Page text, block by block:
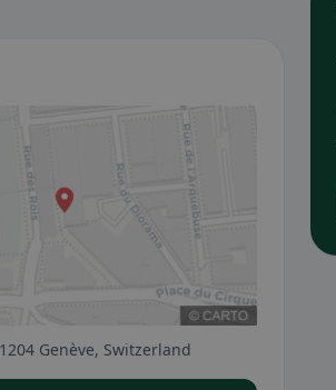
Genève, Switzerland